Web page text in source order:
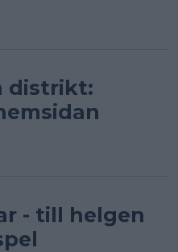
distrikt:
- till helgen